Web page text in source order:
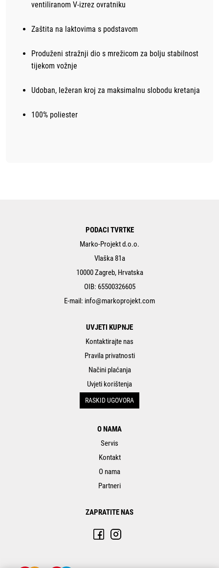
ventiliranom V-izrez ovratniku
Zaštita na laktovima s podstavom
Produženi stražnji dio s mrežicom za bolju stabilnost
tijekom vožnje
Udoban, ležeran kroj za maksimalnu slobodu kretanja
100% poliester
PODACI TVRTKE
Marko-Projekt d.o.o.
Vlaška 81a
10000 Zagreb, Hrvatska
OIB: 65500326605
E-mail: info@markoprojekt.com
UVJETI KUPNJE
Kontaktirajte nas
Pravila privatnosti
Načini plaćanja
Uvjeti korištenja
RASKID UGOVORA
O NAMA
Servis
Kontakt
O nama
Partneri
ZAPRATITE NAS